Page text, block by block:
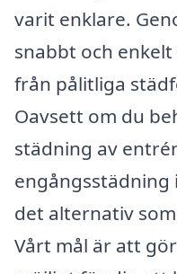
varit enklare.
snabbt och
från pålitliga
Oavsett om du
städning av
det alternativ
Vårt mål är att